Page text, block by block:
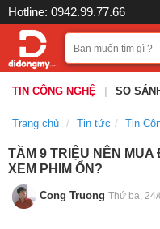
Hotline: 0942.99.77.66
TIN CÔNG NGHỆ SO
Trang chủ Tin tức Tin
TẦM 9 TRIỆU NÊN
XEM PHIM ỔN?
Cong Truong Thứ ba,